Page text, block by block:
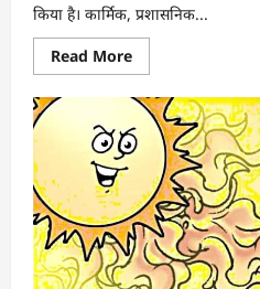
किया है। कार्मिक, प्रशासनिक...
Read MoreRead
more
झारखंड
बुधवार
की
आधी
रात
बड़ा
प्रशासनिक
धमाका,
90
अधिकारियों
के